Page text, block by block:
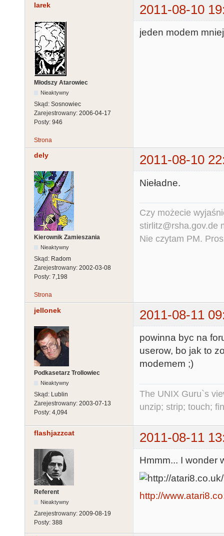
larek 2011-08-10
Młodszy Atarowiec
Nieaktywny
Skąd: Sosnowiec
Zarejestrowany: 2006-04-17
Posty: 946
jeden modem
Strona
dely 2011-08-10
Kierownik Zamieszania
Nieaktywny
Skąd: Radom
Zarejestrowany: 2002-03-08
Posty: 7,198
Nieładne.
Czy możecie
stirlitz@rsha.gov.de
Nie czytam PM.
Strona
jellonek 2011-08-11
Podkasetarz Trollowiec
Nieaktywny
Skąd: Lublin
Zarejestrowany: 2003-07-13
Posty: 4,094
powinna byc na
userow, bo jak to
modemem ;)
The UNIX Guru`s
unzip; strip; touch;
flashjazzcat 2011-08-11
Referent
Nieaktywny
Zarejestrowany: 2009-08-19
Posty: 388
Hmmm... I wonder
http://